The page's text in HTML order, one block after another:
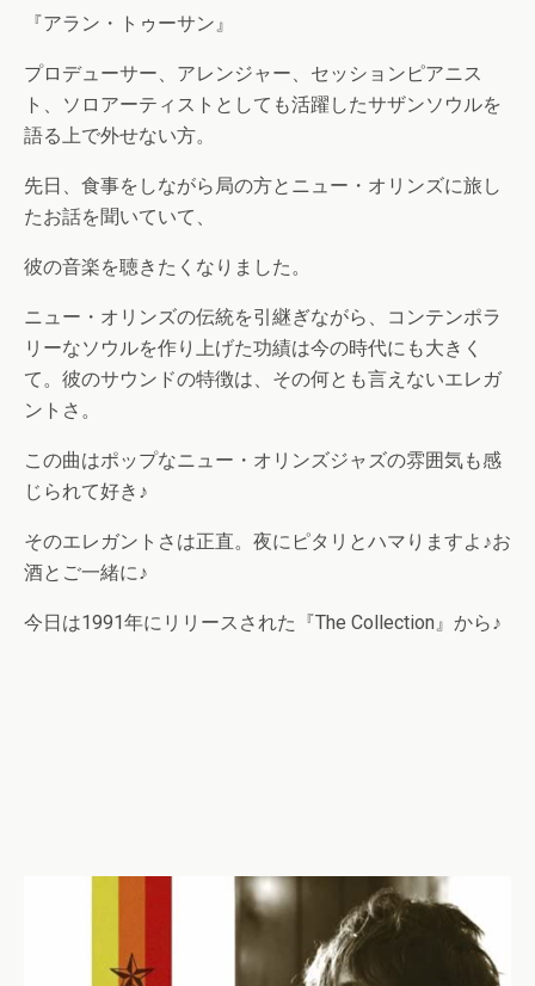
『アラン・トゥーサン』
プロデューサー、アレンジャー、セッションピアニス
ト、ソロアーティストとしても活躍したサザンソウルを
語る上で外せない方。
先日、食事をしながら局の方とニュー・オリンズに旅し
たお話を聞いていて、
彼の音楽を聴きたくなりました。
ニュー・オリンズの伝統を引継ぎながら、コンテンポラ
リーなソウルを作り上げた功績は今の時代にも大きく
て。彼のサウンドの特徴は、その何とも言えないエレガ
ントさ。
この曲はポップなニュー・オリンズジャズの雰囲気も感
じられて好き♪
そのエレガントさは正直。夜にピタリとハマりますよ♪お
酒とご一緒に♪
今日は1991年にリリースされた『The Collection』から♪